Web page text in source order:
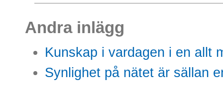
Andra inlägg
Kunskap i vardagen i en allt
Synlighet på nätet är sällan